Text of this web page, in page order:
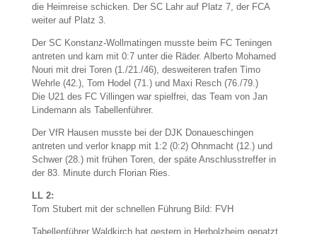
die Heimreise schicken. Der SC Lahr auf Platz 7, der FCA
weiter auf Platz 3.
Der SC Konstanz-Wollmatingen musste beim FC Teningen
antreten und kam mit 0:7 unter die Räder. Alberto Mohamed
Nouri mit drei Toren (1./21./46), desweiteren trafen Timo
Wehrle (42.), Tom Hodel (71.) und Maxi Resch (76./79.)
Die U21 des FC Villingen war spielfrei, das Team von Jan
Lindemann als Tabellenführer.
Der VfR Hausen musste bei der DJK Donaueschingen
antreten und verlor knapp mit 1:2 (0:2) Ohnmacht (12.) und
Schwer (28.) mit frühen Toren, der späte Anschlusstreffer in
der 83. Minute durch Florian Ries.
LL 2:
Tom Stubert mit der schnellen Führung Bild: FVH
Tabellenführer Waldkirch hat gestern in Herbolzheim gepatzt,